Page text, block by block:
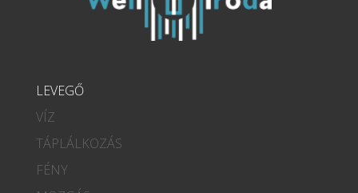
LEVEGŐ
VÍZ
TÁPLÁLKOZÁS
FÉNY